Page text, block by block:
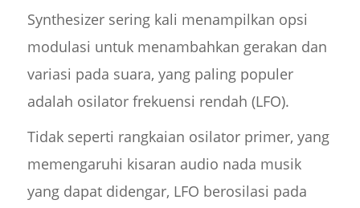
Synthesizer sering kali menampilkan opsi
modulasi untuk menambahkan gerakan dan
variasi pada suara, yang paling populer
adalah osilator frekuensi rendah (LFO).
Tidak seperti rangkaian osilator primer, yang
memengaruhi kisaran audio nada musik
yang dapat didengar, LFO berosilasi pada